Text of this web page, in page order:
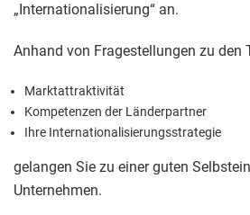
„Internationalisierung“ an.
Anhand von Fragestellungen zu den
Marktattraktivität
Kompetenzen der Länderpartner
Ihre Internationalisierungsstrategie
gelangen Sie zu einer guten
Unternehmen.